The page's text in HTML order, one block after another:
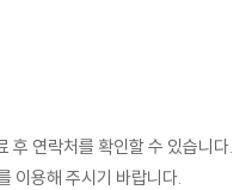
후 연락처를 확인할 수 있습니다.
이용해 주시기 바랍니다.